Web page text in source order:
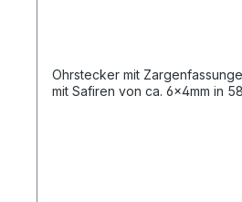
Ohrstecker mit
mit Safiren von ca. 6x4mm in